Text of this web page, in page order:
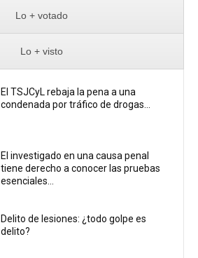
Lo + votado
Lo + visto
El TSJCyL rebaja la pena a una
condenada por tráfico de drogas...
El investigado en una causa penal
tiene derecho a conocer las pruebas
esenciales...
Delito de lesiones: ¿todo golpe es
delito?